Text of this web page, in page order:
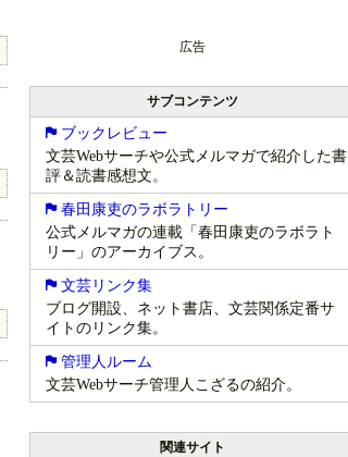
広告
サブコンテンツ
ブックレビュー
文芸Webサーチや公式メルマガで紹介した書
評＆読書感想文。
春田康吏のラボラトリー
公式メルマガの連載「春田康吏のラボラト
リー」のアーカイブス。
文芸リンク集
ブログ開設、ネット書店、文芸関係定番サ
イトのリンク集。
管理人ルーム
文芸Webサーチ管理人こざるの紹介。
関連サイト